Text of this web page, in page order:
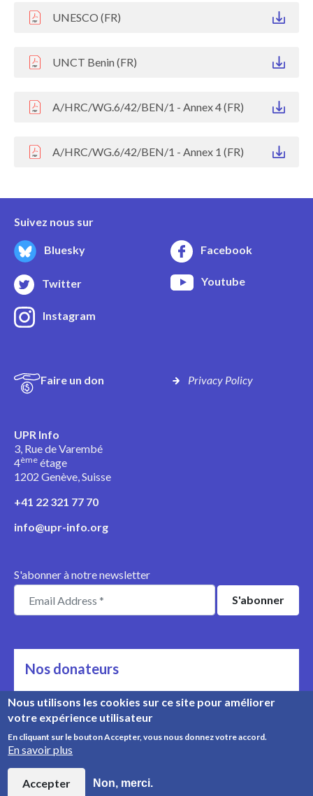
UNESCO (FR)
UNCT Benin (FR)
A/HRC/WG.6/42/BEN/1 - Annex 4 (FR)
A/HRC/WG.6/42/BEN/1 - Annex 1 (FR)
Suivez nous sur
Bluesky Facebook
Twitter Youtube
Instagram
Faire un don Privacy Policy
UPR Info
3, Rue de Varembé
4ème étage
1202 Genève, Suisse
+41 22 321 77 70
info@upr-info.org
S'abonner à notre newsletter
Nos donateurs
Ils nous soutiennent
Rencontrez nos donateurs
Nous utilisons les cookies sur ce site pour améliorer
votre expérience utilisateur
En cliquant sur le bouton Accepter, vous nous donnez votre accord.
En savoir plus
Accepter Non, merci.